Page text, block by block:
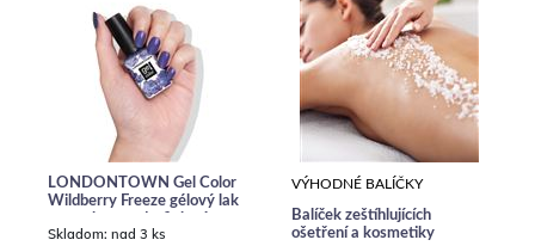
LONDONTOWN Gel Color
Wildberry Freeze gélový lak
trblietky 12 ml
Skladom: nad 3 ks
VÝHODNÉ BALÍČKY
Balíček zeštíhlujících
ošetření a kosmetiky